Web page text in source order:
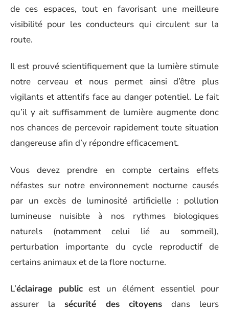
de ces espaces, tout en favorisant une meilleure
visibilité pour les conducteurs qui circulent sur la
route.
Il est prouvé scientifiquement que la lumière stimule
notre cerveau et nous permet ainsi d’être plus
vigilants et attentifs face au danger potentiel. Le fait
qu’il y ait suffisamment de lumière augmente donc
nos chances de percevoir rapidement toute situation
dangereuse afin d’y répondre efficacement.
Vous devez prendre en compte certains effets
néfastes sur notre environnement nocturne causés
par un excès de luminosité artificielle : pollution
lumineuse nuisible à nos rythmes biologiques
naturels (notamment celui lié au sommeil),
perturbation importante du cycle reproductif de
certains animaux et de la flore nocturne.
L’éclairage publicest un élément essentiel pour
assurer la sécurité des citoyens dans leurs